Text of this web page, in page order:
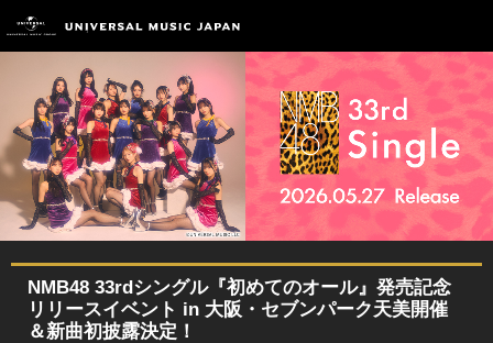
NMB48 33rdシングル『初めてのオール』発売記念
リリースイベント in 大阪・セブンパーク天美開催
＆新曲初披露決定！